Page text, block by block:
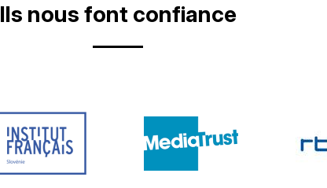
Ils nous font confiance